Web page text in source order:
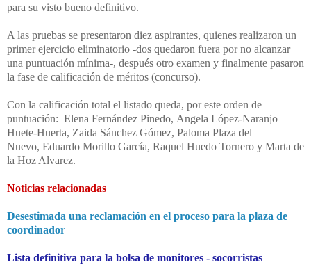
para su visto bueno definitivo.
A las pruebas se presentaron diez aspirantes, quienes realizaron un
primer ejercicio eliminatorio -dos quedaron fuera por no alcanzar
una puntuación mínima-, después otro examen y finalmente pasaron
la fase de calificación de méritos (concurso).
Con la calificación total el listado queda, por este orden de
puntuación: Elena Fernández Pinedo, Angela López-Naranjo
Huete-Huerta, Zaida Sánchez Gómez, Paloma Plaza del
Nuevo, Eduardo Morillo García, Raquel Huedo Tornero y Marta de
la Hoz Alvarez.
Noticias relacionadas
Desestimada una reclamación en el proceso para la plaza de
coordinador
Lista definitiva para la bolsa de monitores - socorristas